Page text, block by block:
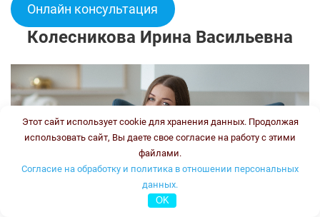
Онлайн консультация
Колесникова Ирина Васильевна
Этот сайт использует cookie для хранения данных. Продолжая
использовать сайт, Вы даете свое согласие на работу с этими
файлами.
Согласие на обработку и политика в отношении персональных
данных.
OK